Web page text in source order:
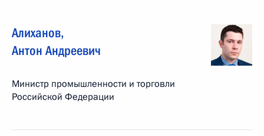
Алиханов,
Антон Андреевич
Министр промышленности и торговли
Российской Федерации